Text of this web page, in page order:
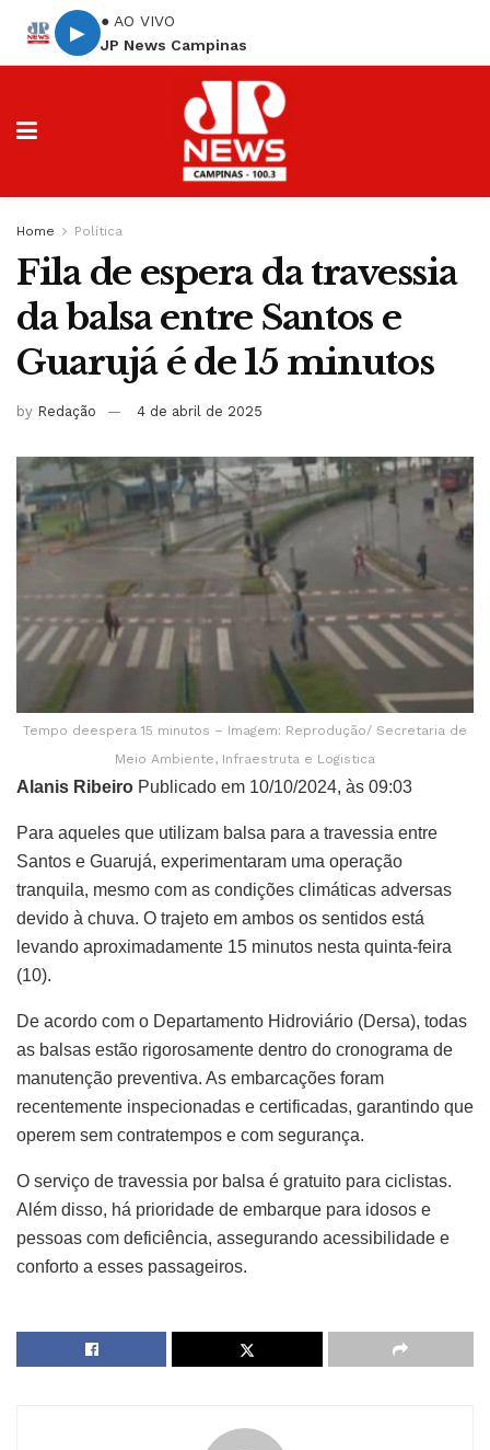
▶
● AO VIVO
JP News Campinas
Home Política
Fila de espera da travessia
da balsa entre Santos e
Guarujá é de 15 minutos
by Redação 4 de abril de 2025
Tempo deespera 15 minutos – Imagem: Reprodução/ Secretaria de
Meio Ambiente, Infraestruta e Logistica
Alanis Ribeiro Publicado em 10/10/2024, às 09:03
Para aqueles que utilizam balsa para a travessia entre
Santos e Guarujá, experimentaram uma operação
tranquila, mesmo com as condições climáticas adversas
devido à chuva. O trajeto em ambos os sentidos está
levando aproximadamente 15 minutos nesta quinta-feira
(10).
De acordo com o Departamento Hidroviário (Dersa), todas
as balsas estão rigorosamente dentro do cronograma de
manutenção preventiva. As embarcações foram
recentemente inspecionadas e certificadas, garantindo que
operem sem contratempos e com segurança.
O serviço de travessia por balsa é gratuito para ciclistas.
Além disso, há prioridade de embarque para idosos e
pessoas com deficiência, assegurando acessibilidade e
conforto a esses passageiros.